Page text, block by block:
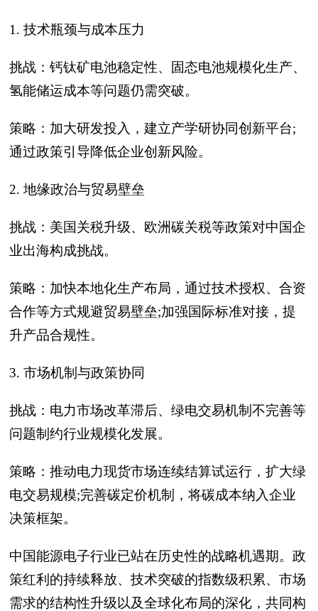
1. 技术瓶颈与成本压力
挑战：钙钛矿电池稳定性、固态电池规模化生产、
氢能储运成本等问题仍需突破。
策略：加大研发投入，建立产学研协同创新平台;
通过政策引导降低企业创新风险。
2. 地缘政治与贸易壁垒
挑战：美国关税升级、欧洲碳关税等政策对中国企
业出海构成挑战。
策略：加快本地化生产布局，通过技术授权、合资
合作等方式规避贸易壁垒;加强国际标准对接，提
升产品合规性。
3. 市场机制与政策协同
挑战：电力市场改革滞后、绿电交易机制不完善等
问题制约行业规模化发展。
策略：推动电力现货市场连续结算试运行，扩大绿
电交易规模;完善碳定价机制，将碳成本纳入企业
决策框架。
中国能源电子行业已站在历史性的战略机遇期。政
策红利的持续释放、技术突破的指数级积累、市场
需求的结构性升级以及全球化布局的深化，共同构